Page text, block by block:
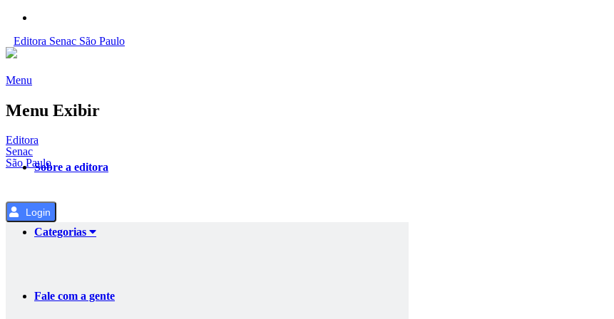
o
Editora Senac São Paulo
Menu
Menu Exibir
Editora
Senac
São PauloSobre a editora
Categorias
Fale com a gente
Login